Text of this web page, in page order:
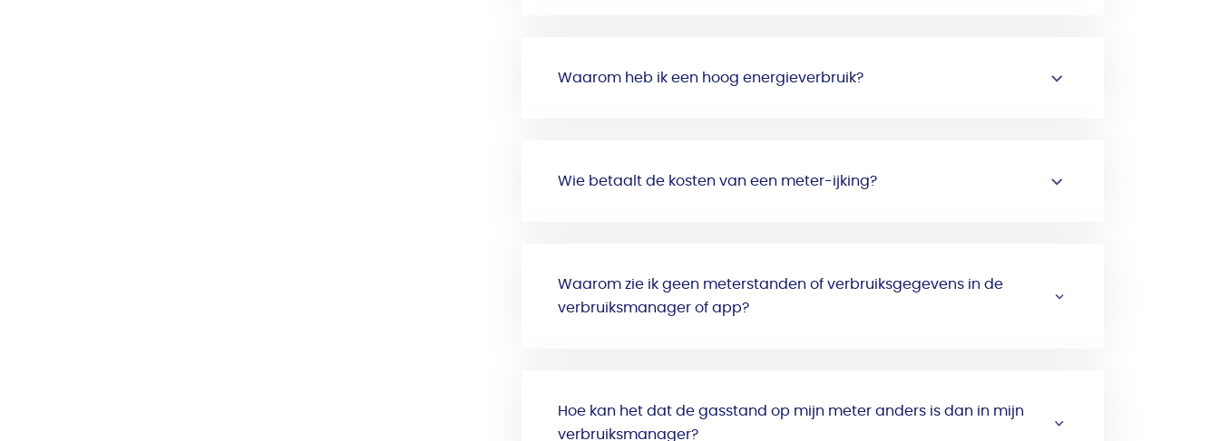
Waarom heb ik een hoog energieverbruik?
Wie betaalt de kosten van een meter-ijking?
Waarom zie ik geen meterstanden of verbruiksgegevens in de
verbruiksmanager of app?
Hoe kan het dat de gasstand op mijn meter anders is dan in mijn
verbruiksmanager?